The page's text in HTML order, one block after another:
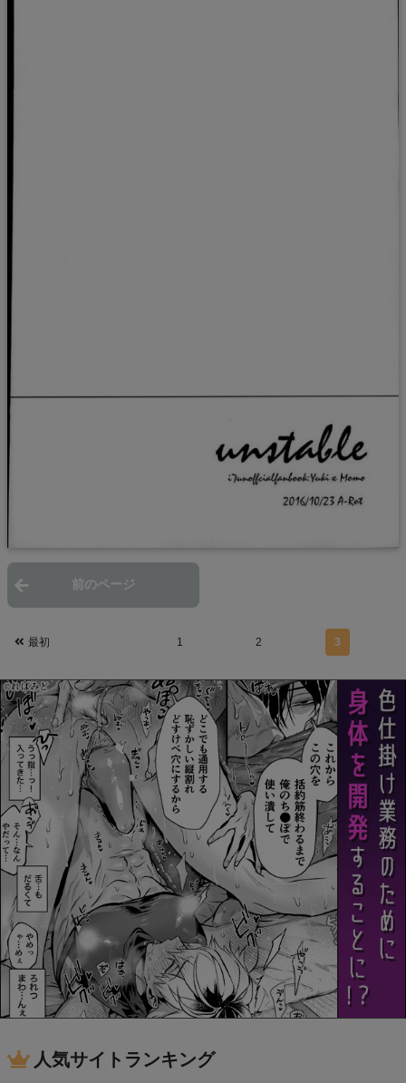
前のページ
最初 1 2 3
人気サイトランキング